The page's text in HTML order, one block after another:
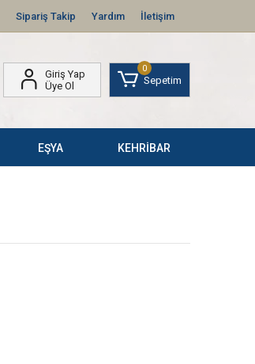
Sipariş Takip Yardım İletişim
Giriş Yap
Üye Ol
0
Sepetim
EŞYA KEHRİBAR